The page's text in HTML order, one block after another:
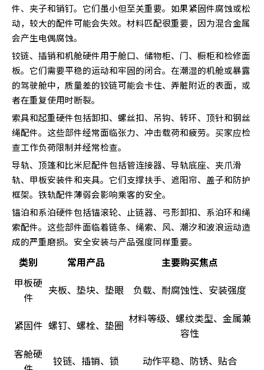
件、夹子和销钉。它们虽小但至关重要。如果紧固件腐蚀或松
动，较大的配件可能会失效。材料匹配很重要，因为混合金属
会产生电偶腐蚀。
铰链、插销和机舱硬件用于舱口、储物柜、门、橱柜和检修面
板。它们需要平稳的运动和牢固的闭合。在潮湿的机舱或暴露
的驾驶舱中，质量差的铰链可能会卡住、弄脏附近的表面，或
者在重复使用时断裂。
索具和起重硬件包括卸扣、螺丝扣、吊钩、转环、顶针和钢丝
绳配件。这些部件经常面临张力、冲击载荷和疲劳。买家应检
查工作负荷限制并经常检查。
导轨、顶篷和比米尼配件包括管连接器、导轨底座、夹爪滑
轨、甲板安装件和夹具。它们支撑扶手、遮阳帘、盖子和防护
框架。铁轨配件薄弱会影响乘客的安全。
锚泊和系泊硬件包括锚滚轮、止链器、弓形卸扣、系泊环和绳
索配件。这些部件面临着链条、绳索、风、潮汐和波浪运动造
成的严重磨损。安全安装与产品强度同样重要。
类别 常用产品
主要购买焦点
甲板硬
件
夹板、垫块、垫眼 负载、耐腐蚀性、安装强度
紧固件 螺钉、螺栓、垫圈 材料等级、螺纹类型、金属兼
容性
客舱硬
铰链、插销、锁 动作平稳、防锈、贴合